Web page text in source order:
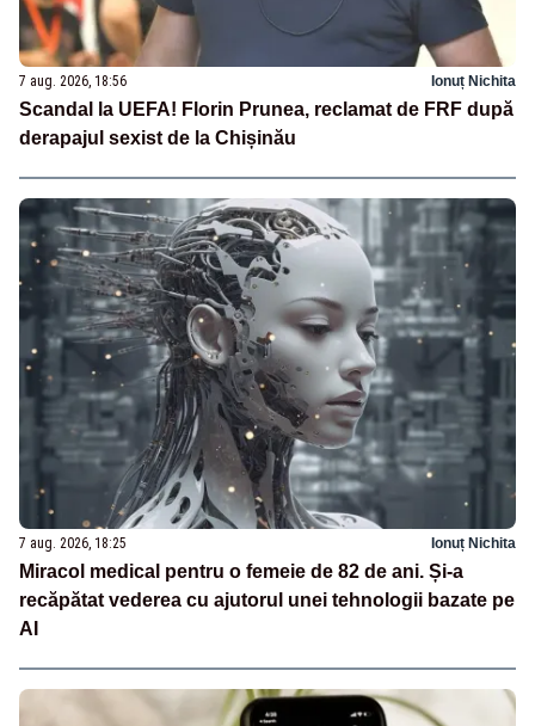
7 aug. 2026, 18:56 Ionuț Nichita
Scandal la UEFA! Florin Prunea, reclamat de FRF după
derapajul sexist de la Chișinău
7 aug. 2026, 18:25 Ionuț Nichita
Miracol medical pentru o femeie de 82 de ani. Și-a
recăpătat vederea cu ajutorul unei tehnologii bazate pe
AI